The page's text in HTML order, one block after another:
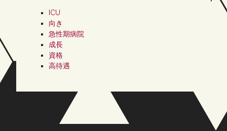
ICU
向き
急性期病院
成長
資格
高待遇